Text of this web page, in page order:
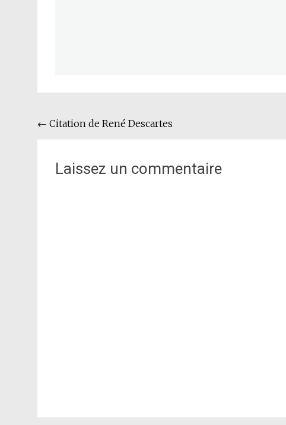
Navigation
l'article
← Citation de René Descartes
Laissez un commentaire